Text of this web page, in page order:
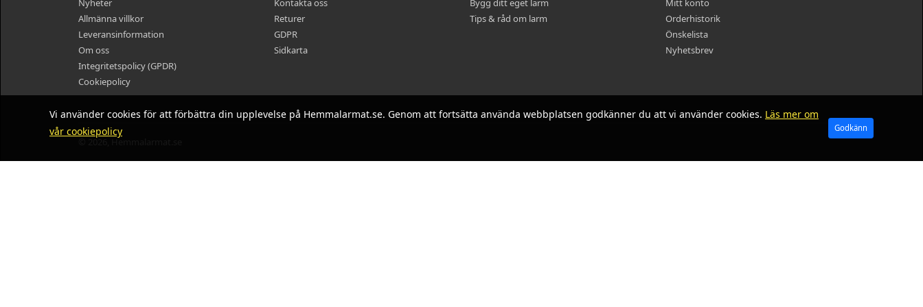
Vi använder cookies för att förbättra din upplevelse på Hemmalarmat.se. Genom att fortsätta använda webbplatsen godkänner du att vi använder cookies. Läs mer om
vår cookiepolicy
Godkänn
Nyheter
Allmänna villkor
Leveransinformation
Om oss
Integritetspolicy (GPDR)
Cookiepolicy
Kontakta oss
Returer
GDPR
Sidkarta
Bygg ditt eget larm
Tips & råd om larm
Mitt konto
Orderhistorik
Önskelista
Nyhetsbrev
© 2026, Hemmalarmat.se